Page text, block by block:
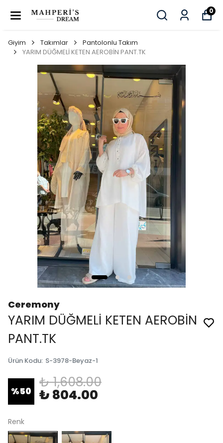
0
Giyim Takımlar
Pantolonlu Takım
YARIM DÜĞMELİ KETEN AEROBİN PANT.TK
Ceremony
YARIM DÜĞMELİ KETEN AEROBİN
PANT.TK
Ürün Kodu: S-3978-Beyaz-1
%50
₺ 1,608.00
₺ 804.00
Renk